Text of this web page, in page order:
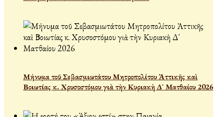
Μήνυμα τοῦ Σεβασμιωτάτου Μητροπολίτου Ἀττικῆς καὶ
Βοιωτίας κ. Χρυσοστόμου γιὰ τὴν Κυριακὴ Δ´ Ματθαίου 2026